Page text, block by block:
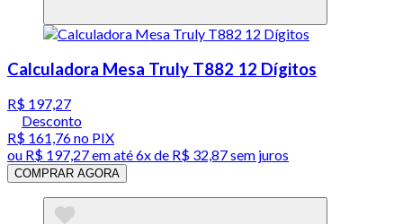
Calculadora Mesa Truly T882 12 Dígitos
R$ 197,27
Desconto
R$ 161,76no PIX
ou R$ 197,27em até6x de R$ 32,87 sem juros
COMPRAR AGORA